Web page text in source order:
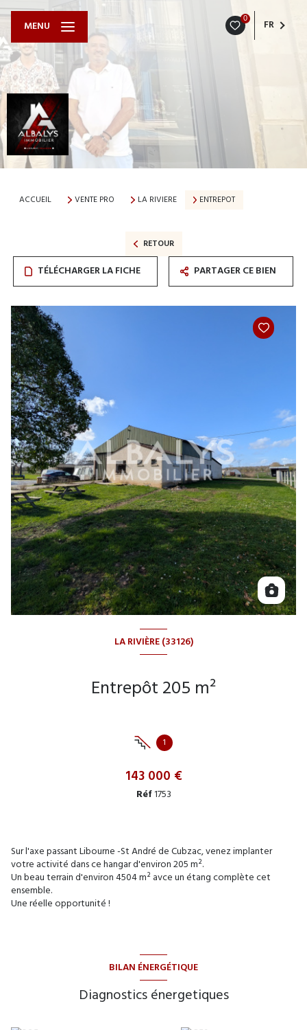
0 FR
MENU
ACCUEIL VENTE PRO LA RIVIERE ENTREPOT
RETOUR
TÉLÉCHARGER LA FICHE PARTAGER CE BIEN
LA RIVIÈRE (33126)
Entrepôt 205 m²
1
143 000 €
Réf1753
Sur l'axe passant Libourne -St André de Cubzac, venez implanter
votre activité dans ce hangar d'environ 205 m².
Un beau terrain d'environ 4504 m² avce un étang complète cet
ensemble.
Une réelle opportunité !
BILAN ÉNERGÉTIQUE
Diagnostics énergetiques